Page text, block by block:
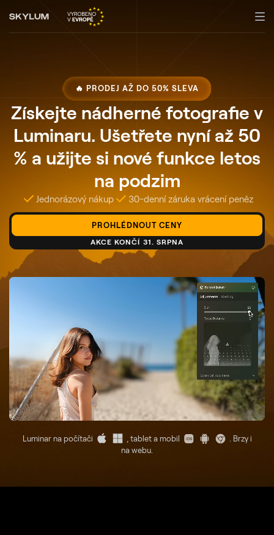
🔥 PRODEJ AŽ DO 50% SLEVA
Získejte nádherné fotografie v
Luminaru. Ušetřete nyní až 50
% a užijte si nové funkce letos
na podzim
Jednorázový nákup 30-denní záruka vrácení peněz
PROHLÉDNOUT CENY
AKCE KONČÍ 31. SRPNA
Luminar na počítači , tablet a mobil
. Brzy i
na webu.